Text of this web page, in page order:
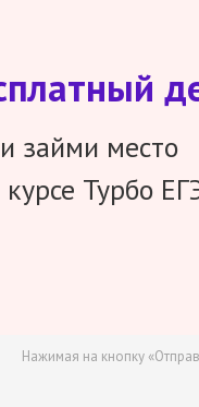
займи место
Турбо
Нажимая на кнопку